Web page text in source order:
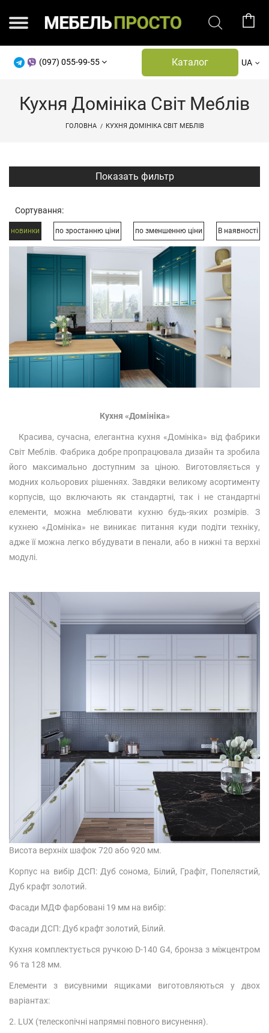
(097) 055-99-55 Каталог UA
Кухня Домініка Світ Меблів
ГОЛОВНА КУХНЯ ДОМІНІКА СВІТ МЕБЛІВ
Сортування:
новинки по зростанню ціни по зменшенню ціни В наявності
Кухня «Домініка»
Красива, сучасна, елегантна кухня «Домініка» від фабрики
Світ Меблів. Фабрика добре пропрацювала дизайн та зробила
його максимально доступним за ціною. Виготовляється у
модних кольорових рішеннях. Завдяки великому асортименту
корпусів, що включають як стандартні, так і не стандартні
елементи, можна меблювати кухню будь-яких розмірів. З
кухнею «Домініка» не виникає питання куди подіти техніку,
адже її можна легко вбудувати в пенали, або в нижні та верхні
модулі.
Висота верхніх шафок 720 або 920 мм.
Корпус на вибір ДСП: Дуб сонома, Білий, Графіт, Попелястий,
Дуб крафт золотий.
Фасади МДФ фарбовані 19 мм на вибір:
Фасади ДСП: Дуб крафт золотий, Білий.
Кухня комплектується ручкою D-140 G4, бронза з міжцентром
96 та 128 мм.
Елементи з висувними ящиками виготовляються у двох
варіантах:
2. LUX (телескопічні напрямні повного висунення).
Показать фильтр